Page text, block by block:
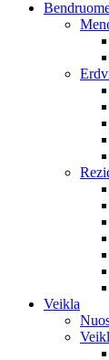
Veikla